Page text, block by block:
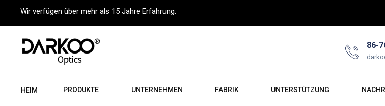
Wir verfügen über mehr als 15 Jahre Erfahrung.
86-
HEIM PRODUKTE UNTERNEHMEN FABRIK UNTERSTÜTZUNG